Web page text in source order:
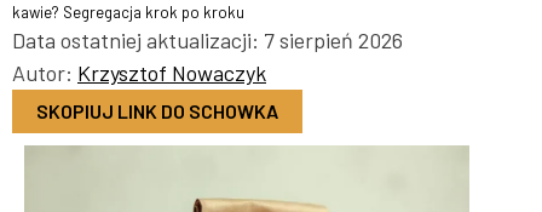
kawie? Segregacja krok po kroku
Data ostatniej aktualizacji: 7 sierpień 2026
Autor: Krzysztof Nowaczyk
SKOPIUJ LINK DO SCHOWKA